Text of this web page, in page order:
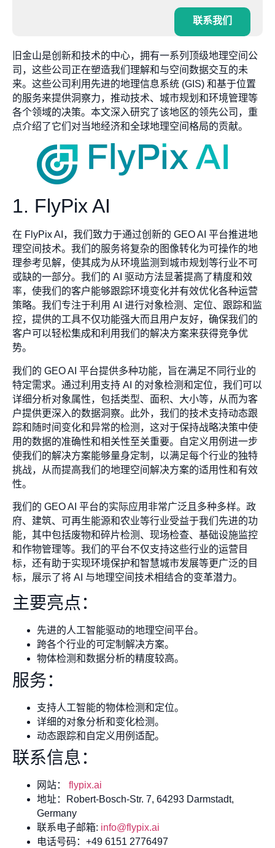
联系我们
旧金山是创新和技术的中心，拥有一系列顶级地理空间公
司，这些公司正在塑造我们理解和与空间数据交互的未
来。这些公司利用先进的地理信息系统 (GIS) 和基于位置
的服务来提供洞察力，推动技术、城市规划和环境管理等
各个领域的决策。本文深入研究了该地区的领先公司，重
点介绍了它们对当地经济和全球地理空间格局的贡献。
1. FlyPix AI
在 FlyPix AI，我们致力于通过创新的 GEO AI 平台推进地
理空间技术。我们的服务将复杂的图像转化为可操作的地
理参考见解，使其成为从环境监测到城市规划等行业不可
或缺的一部分。我们的 AI 驱动方法显著提高了精度和效
率，使我们的客户能够跟踪环境变化并有效优化各种运营
策略。我们专注于利用 AI 进行对象检测、定位、跟踪和监
控，提供的工具不仅功能强大而且用户友好，确保我们的
客户可以轻松集成和利用我们的解决方案来获得竞争优
势。
我们的 GEO AI 平台提供多种功能，旨在满足不同行业的
特定需求。通过利用支持 AI 的对象检测和定位，我们可以
详细分析对象属性，包括类型、面积、大小等，从而为客
户提供更深入的数据洞察。此外，我们的技术支持动态跟
踪和随时间变化和异常的检测，这对于保持战略决策中使
用的数据的准确性和相关性至关重要。自定义用例进一步
使我们的解决方案能够量身定制，以满足每个行业的独特
挑战，从而提高我们的地理空间解决方案的适用性和有效
性。
我们的 GEO AI 平台的实际应用非常广泛且多种多样。政
府、建筑、可再生能源和农业等行业受益于我们先进的功
能，其中包括废物和碎片检测、现场检查、基础设施监控
和作物管理等。我们的平台不仅支持这些行业的运营目
标，还有助于实现环境保护和智慧城市发展等更广泛的目
标，展示了将 AI 与地理空间技术相结合的变革潜力。
主要亮点：
先进的人工智能驱动的地理空间平台。
跨各个行业的可定制解决方案。
物体检测和数据分析的精度较高。
服务：
支持人工智能的物体检测和定位。
详细的对象分析和变化检测。
动态跟踪和自定义用例适配。
联系信息：
网站： flypix.ai
地址：Robert-Bosch-Str. 7, 64293 Darmstadt,
Germany
联系电子邮箱: info@flypix.ai
电话号码：+49 6151 2776497